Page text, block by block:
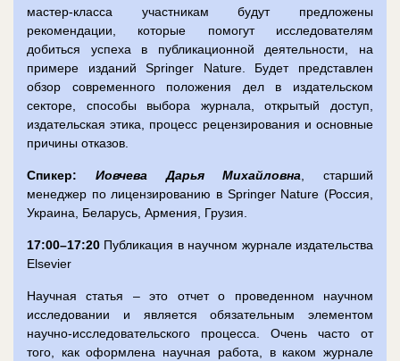
мастер-класса участникам будут предложены
рекомендации, которые помогут исследователям
добиться успеха в публикационной деятельности, на
примере изданий Springer Nature. Будет представлен
обзор современного положения дел в издательском
секторе, способы выбора журнала, открытый доступ,
издательская этика, процесс рецензирования и основные
причины отказов.
Спикер: Иовчева Дарья Михайловна, старший
менеджер по лицензированию в Springer Nature (Россия,
Украина, Беларусь, Армения, Грузия.
17:00–17:20 Публикация в научном журнале издательства
Elsevier
Научная статья –это отчет о проведенном научном
исследовании и является обязательным элементом
научно-исследовательского процесса. Очень часто от
того, как оформлена научная работа, в каком журнале